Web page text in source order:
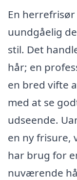
En
uundgåelig
stil. Det
hår; en
en bred vifte
med at se
udseende.
en ny frisure,
har brug for
nuværende